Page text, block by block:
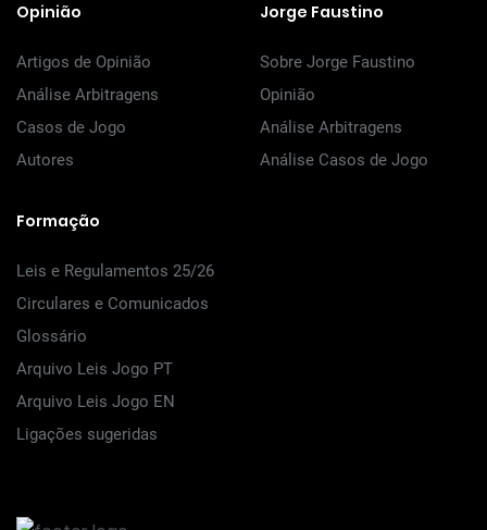
Opinião
Artigos de Opinião
Análise Arbitragens
Casos de Jogo
Autores
Jorge Faustino
Sobre Jorge Faustino
Opinião
Análise Arbitragens
Análise Casos de Jogo
Formação
Leis e Regulamentos 25/26
Circulares e Comunicados
Glossário
Arquivo Leis Jogo PT
Arquivo Leis Jogo EN
Ligações sugeridas